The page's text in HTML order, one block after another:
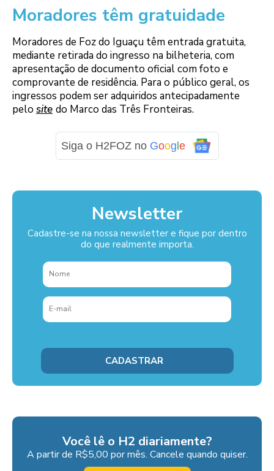
Moradores têm gratuidade
Moradores de Foz do Iguaçu têm entrada gratuita,
mediante retirada do ingresso na bilheteria, com
apresentação de documento oficial com foto e
comprovante de residência. Para o público geral, os
ingressos podem ser adquiridos antecipadamente
pelo site do Marco das Três Fronteiras.
Siga o H2FOZ no Goog e
Newsletter
Cadastre-se na nossa newsletter e fique por dentro
do que realmente importa.
Você lê o H2 diariamente?
A partir de R$5,00 por mês. Cancele quando quiser.